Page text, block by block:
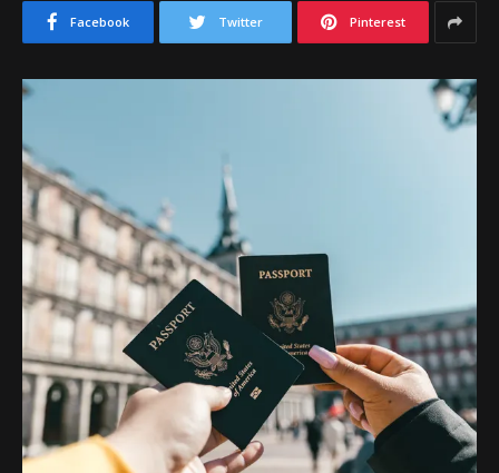
Facebook Twitter Pinterest